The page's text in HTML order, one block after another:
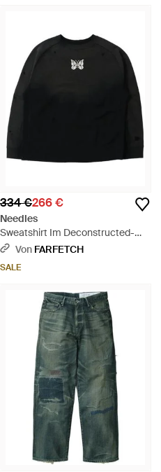
334 €266 €
Needles
Sweatshirt Im Deconstructed-
Look - Schwarz
Von FARFETCH
SALE